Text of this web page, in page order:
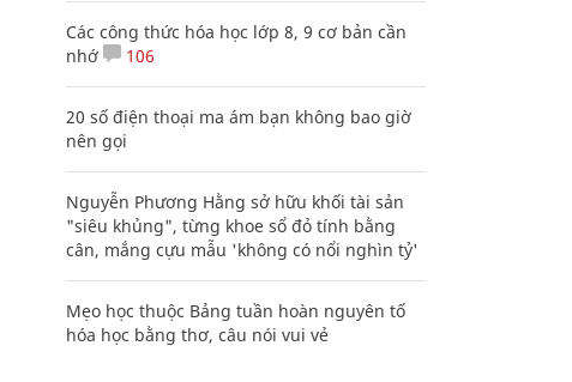
Các công thức hóa học lớp 8, 9 cơ bản cần
nhớ
106
20 số điện thoại ma ám bạn không bao giờ
nên gọi
Nguyễn Phương Hằng sở hữu khối tài sản
"siêu khủng", từng khoe sổ đỏ tính bằng
cân, mắng cựu mẫu 'không có nổi nghìn tỷ'
Mẹo học thuộc Bảng tuần hoàn nguyên tố
hóa học bằng thơ, câu nói vui vẻ